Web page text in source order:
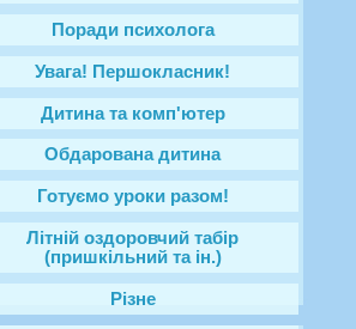
Поради психолога
Увага! Першокласник!
Дитина та комп'ютер
Обдарована дитина
Готуємо уроки разом!
Літній оздоровчий табір
(пришкільний та ін.)
Різне